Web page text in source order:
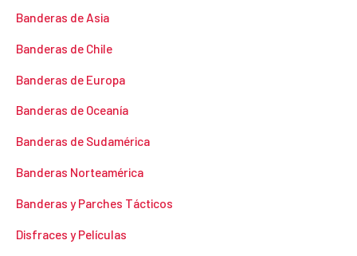
Banderas de Asia
Banderas de Chile
Banderas de Europa
Banderas de Oceanía
Banderas de Sudamérica
Banderas Norteamérica
Banderas y Parches Tácticos
Disfraces y Películas